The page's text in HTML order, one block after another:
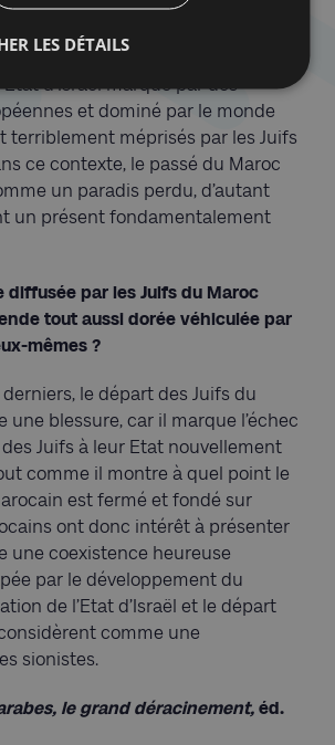
considérés comme Marocains alors
générations sont passées depuis
Ces Juifs marocains,
d’Israël marqué par des
et dominé par le monde
terriblement méprisés par les Juifs
ce contexte, le passé du Maroc
un paradis perdu, d’autant
un présent fondamentalement
diffusée par les Juifs du Maroc
tout aussi dorée véhiculée par
mêmes ?
le départ des Juifs du
une blessure, car il marque l’échec
Juifs à leur Etat nouvellement
comme il montre à quel point le
est fermé et fondé sur
ont donc intérêt à présenter
une coexistence heureuse
par le développement du
de l’Etat d’Israël et le départ
comme une
sionistes.
le grand déracinement, éd.
LES DÉTAILS